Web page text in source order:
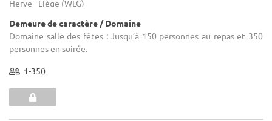
Herve - Liège (WLG)
Demeure de caractère / Domaine
Domaine salle des fêtes : Jusqu’à 150 personnes au repas et 350
personnes en soirée.
1-350